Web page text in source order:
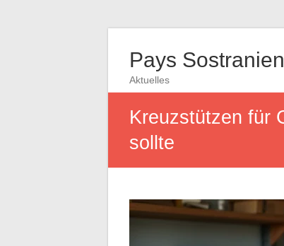
Pays Sostranien
Aktuelles
Kreuzstützen für
sollte